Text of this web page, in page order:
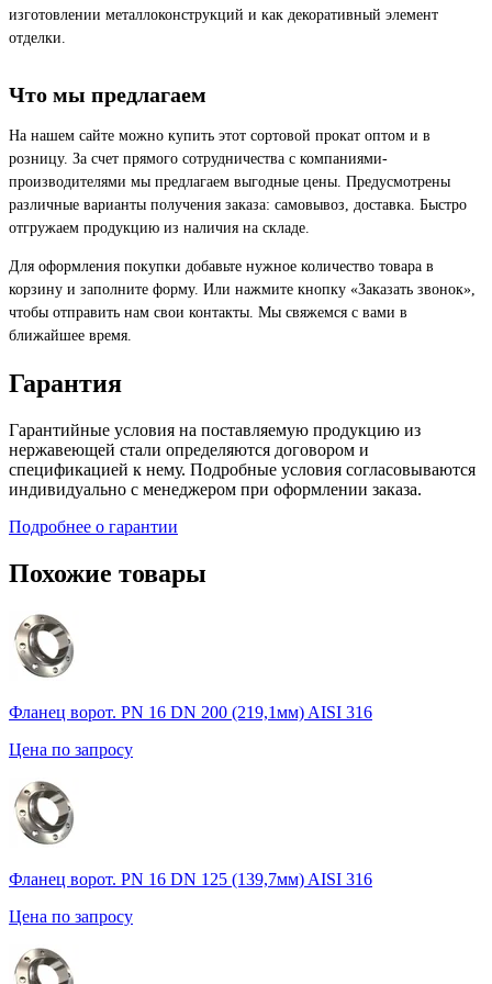
изготовлении металлоконструкций и как декоративный элемент
отделки.
Что мы предлагаем
На нашем сайте можно купить этот сортовой прокат оптом и в
розницу. За счет прямого сотрудничества с компаниями-
производителями мы предлагаем выгодные цены. Предусмотрены
различные варианты получения заказа: самовывоз, доставка. Быстро
отгружаем продукцию из наличия на складе.
Для оформления покупки добавьте нужное количество товара в
корзину и заполните форму. Или нажмите кнопку «Заказать звонок»,
чтобы отправить нам свои контакты. Мы свяжемся с вами в
ближайшее время.
Гарантия
Гарантийные условия на поставляемую продукцию из
нержавеющей стали определяются договором и
спецификацией к нему. Подробные условия согласовываются
индивидуально с менеджером при оформлении заказа.
Подробнее о гарантии
Похожие товары
Фланец ворот. PN 16 DN 200 (219,1мм) AISI 316
Цена по запросу
Фланец ворот. PN 16 DN 125 (139,7мм) AISI 316
Цена по запросу